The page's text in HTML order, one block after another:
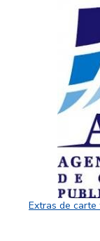
Extras de